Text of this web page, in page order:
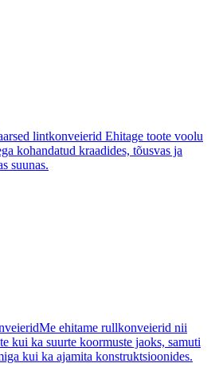
lintkonveierid Ehitage toote voolu
kohandatud kraadides, tõusvas ja
suunas.
Me ehitame rullkonveierid nii
kui ka suurte koormuste jaoks, samuti
kui ka ajamita konstruktsioonides.